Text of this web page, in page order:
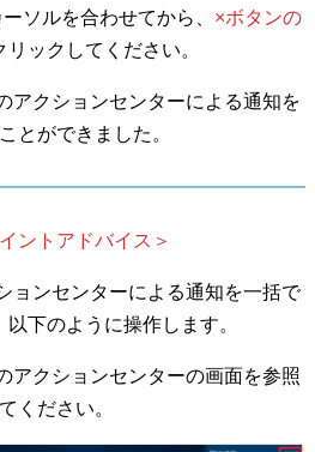
ソルを合わせてから、 ×ボタンの
リックしてください。
アクションセンターによる通知を
とができました。
ントアドバイス＞
ョンセンターによる通知を一括で
下のように操作します。
アクションセンターの画面を参照
ください。